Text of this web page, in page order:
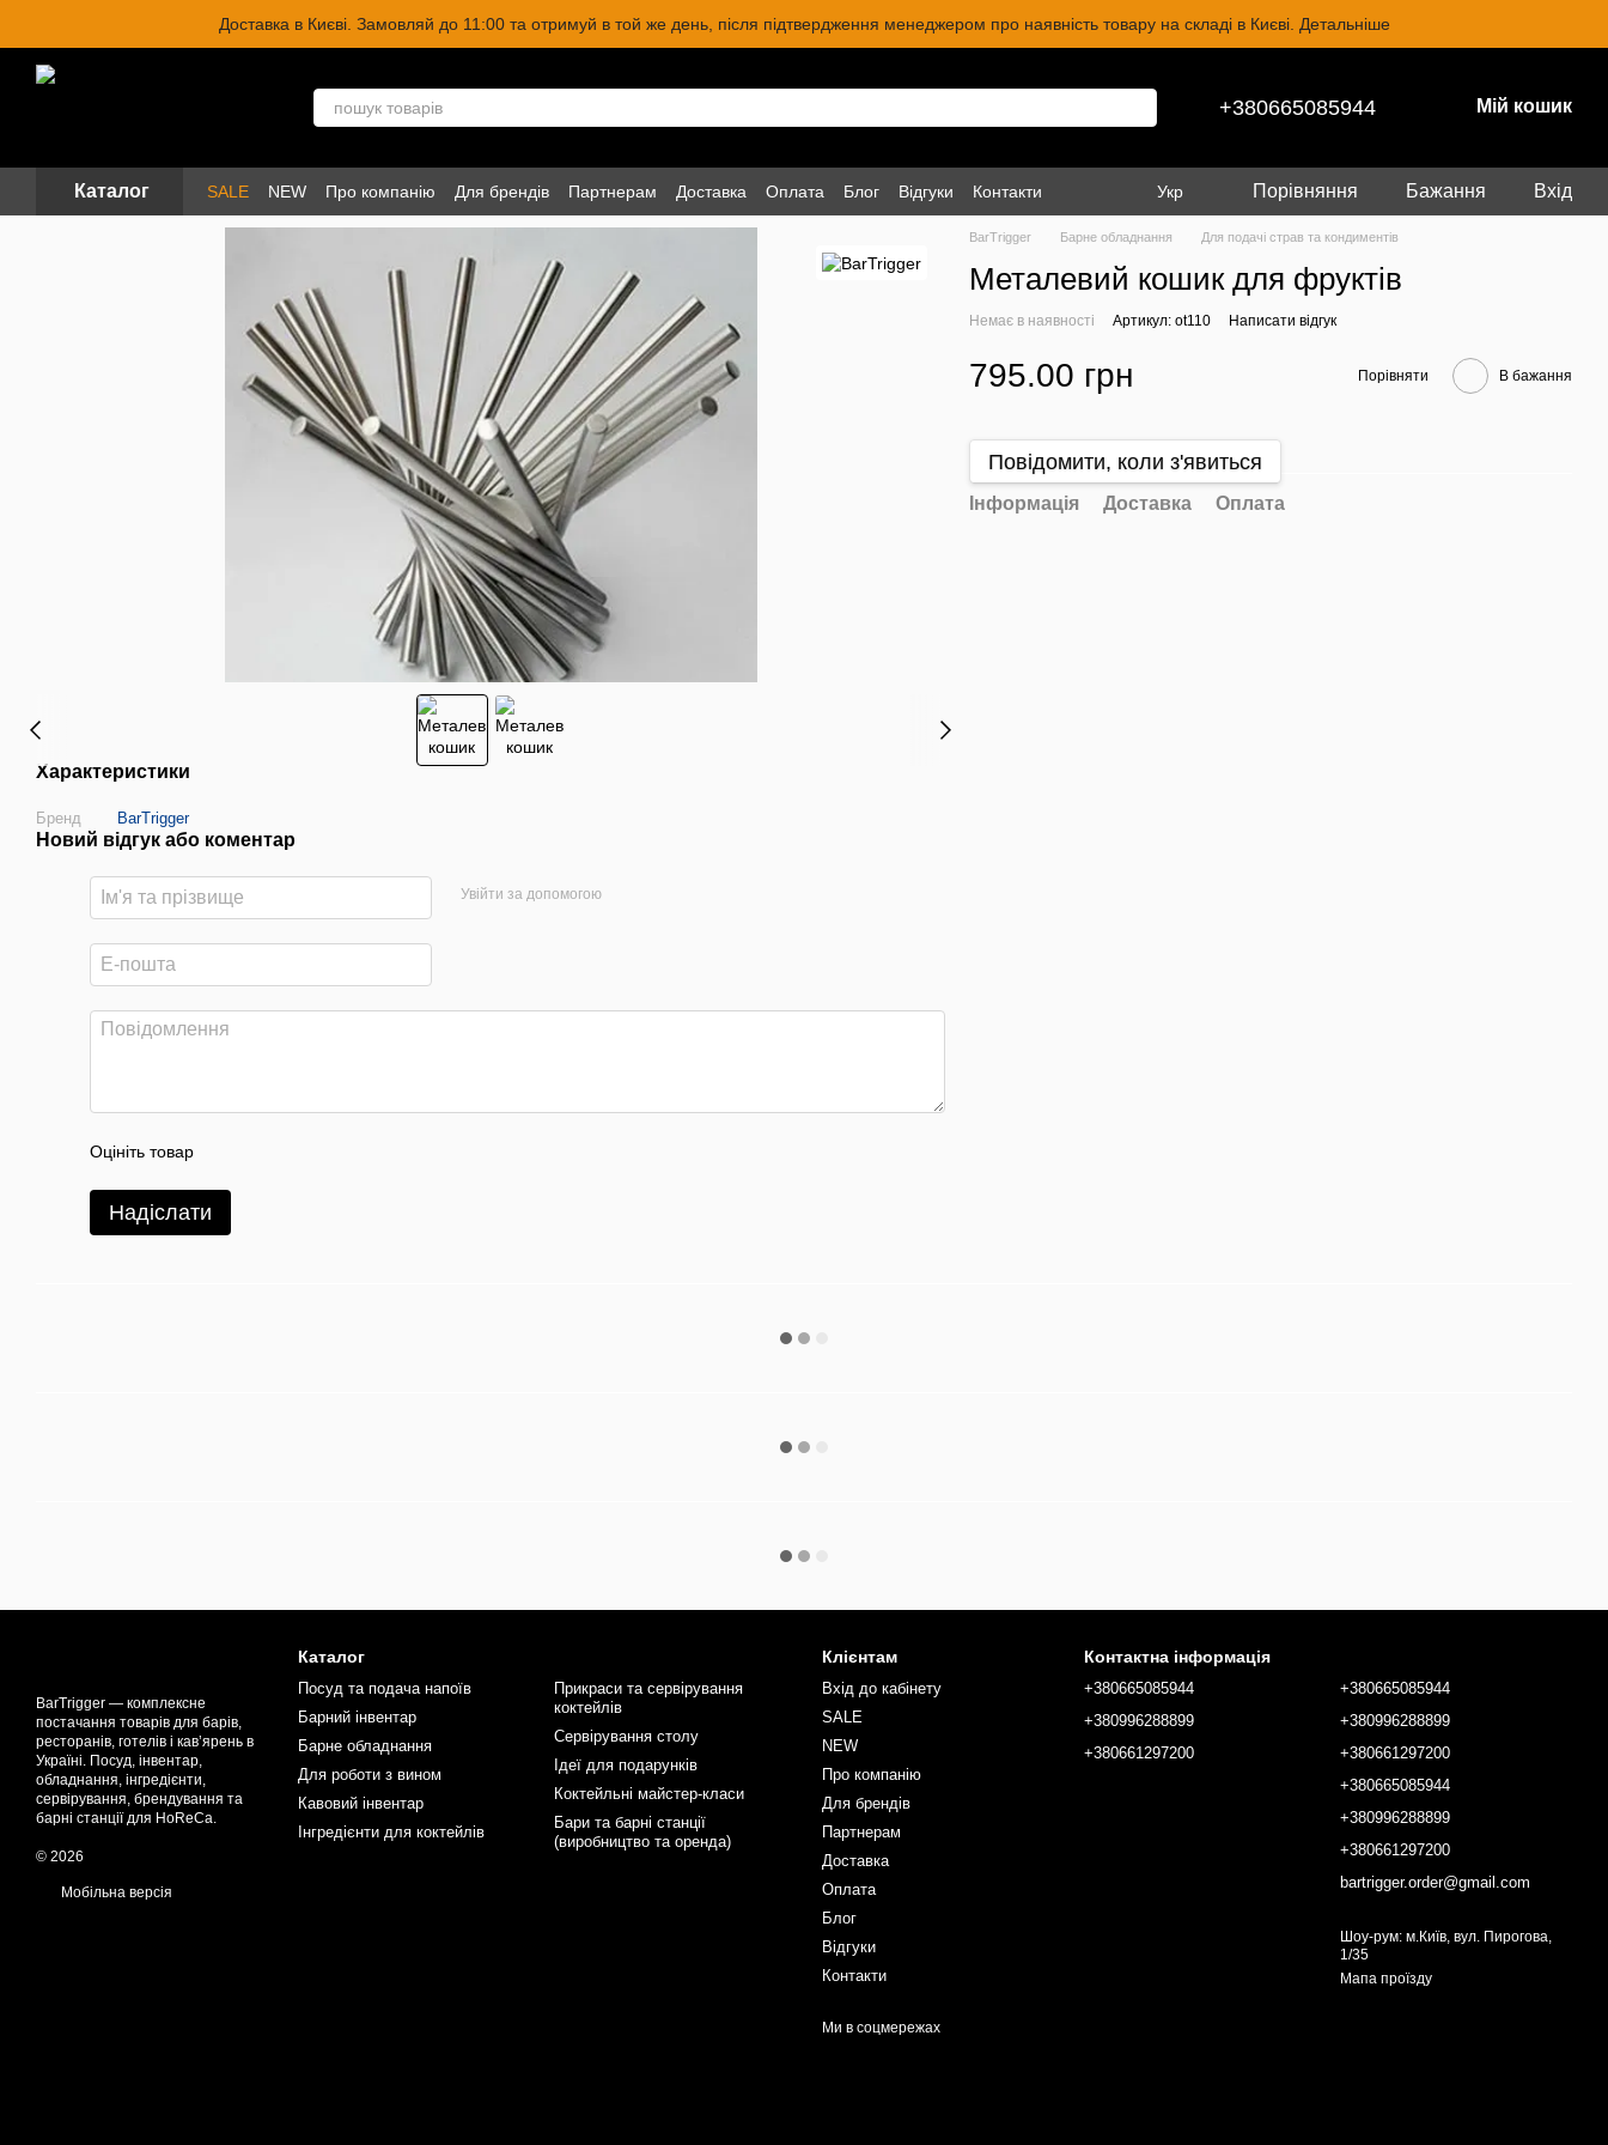
Перейти до основного контентуДоставка в Києві. Замовляй до 11:00 та отримуй в той же день, після підтвердження менеджером про наявність товару на складі в Києві. Детальніше
+380665085944 Мій кошик
Каталог SALE NEW Про компанію Для брендів Партнерам Доставка Оплата Блог Відгуки Контакти Укр Порівняння Бажання Вхід
Характеристики
Бренд BarTrigger
Новий відгук або коментар
Увійти за допомогою
Оцініть товар
Надіслати
BarTrigger Барне обладнання Для подачі страв та кондиментів
Металевий кошик для фруктів
Немає в наявності Артикул: ot110 Написати відгук
795.00 грн Порівняти В бажання
Повідомити, коли з'явиться
Інформація Доставка Оплата
BarTrigger — комплексне
постачання товарів для барів,
ресторанів, готелів і кав’ярень в
Україні. Посуд, інвентар,
обладнання, інгредієнти,
сервірування, брендування та
барні станції для HoReCa.
© 2026
Мобільна версія
Каталог
Посуд та подача напоїв
Барний інвентар
Барне обладнання
Для роботи з вином
Кавовий інвентар
Інгредієнти для коктейлів
Прикраси та сервірування
коктейлів
Сервірування столу
Ідеї для подарунків
Коктейльні майстер-класи
Бари та барні станції
(виробництво та оренда)
Клієнтам
Вхід до кабінету
SALE
NEW
Про компанію
Для брендів
Партнерам
Доставка
Оплата
Блог
Відгуки
Контакти
Ми в соцмережах
Контактна інформація
+380665085944
+380996288899
+380661297200
+380665085944
+380996288899
+380661297200
+380665085944
+380996288899
+380661297200
bartrigger.order@gmail.com
Шоу-рум: м.Київ, вул. Пирогова,
1/35
Мапа проїзду